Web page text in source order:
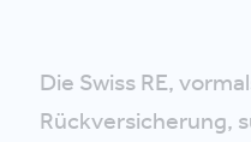
Die Swiss RE,
Rückversicherung,